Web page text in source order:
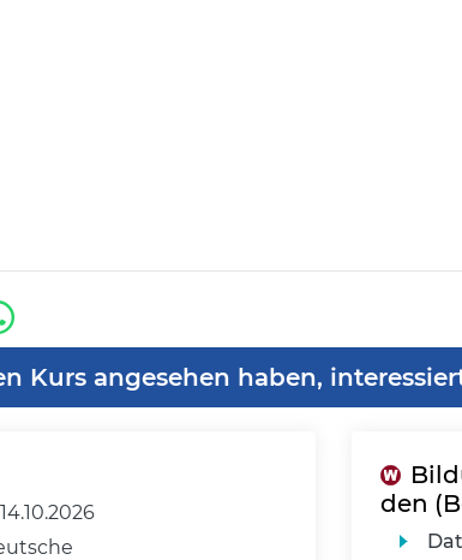
Kurs angesehen haben,
14.10.2026
den